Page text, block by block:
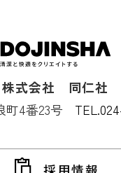
株式会社 同仁社
町4番23号